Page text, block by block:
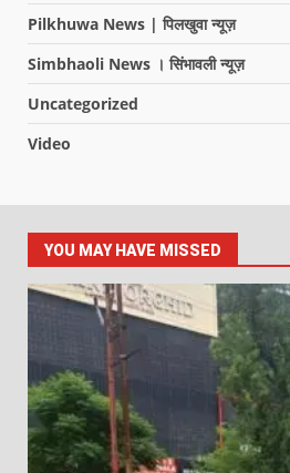
Pilkhuwa News | पिलखुवा न्यूज़
Simbhaoli News । सिंभावली न्यूज़
Uncategorized
Video
YOU MAY HAVE MISSED